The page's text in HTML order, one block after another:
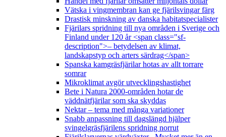
Vätska i vingmembran kan ge fjärilsvingar färg
Drastisk minskning av danska habitatspecialister
Fjärilars spridning till nya områden i Sverige och
Finland under 120 år <span class="sf-
description">– betydelsen av klimat,
landskapstyp och arters särdrag</span>
Spanska kamgräsfjärilar hotas av allt torrare
somrar
Mikroklimat avgör utvecklingshastighet
Bete i Natura 2000-områden hotar de
väddnätfjärilar som ska skyddas
Nektar – tema med många variationer
Snabb anpassning till dagslängd hjälper
svingelgräsfjärilens spridning norrut